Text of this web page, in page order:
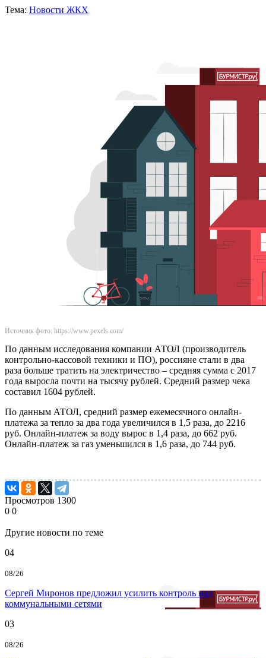
Тема: Новости ЖКХ
Источник фото: https://www.pexels.com/
По данным исследования компании АТОЛ (производитель
контрольно-кассовой техники и ПО), россияне стали в два
раза больше тратить на электричество – средняя сумма с 2017
года выросла почти на тысячу рублей. Средний размер чека
составил 1604 рублей.
По данным АТОЛ, средний размер ежемесячного онлайн-
платежа за тепло за два года увеличился в 1,5 раза, до 2216
руб. Онлайн-платеж за воду вырос в 1,4 раза, до 662 руб.
Онлайн-платеж за газ уменьшился в 1,6 раза, до 744 руб.
Просмотров 1300
0 0
Другие новости по теме
04
08/26
Сергей Миронов предложил усилить контроль над
коммунальными сетями
03
08/26